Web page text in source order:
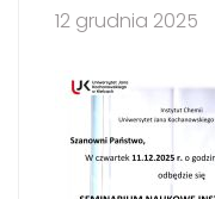
12 grudnia 2025